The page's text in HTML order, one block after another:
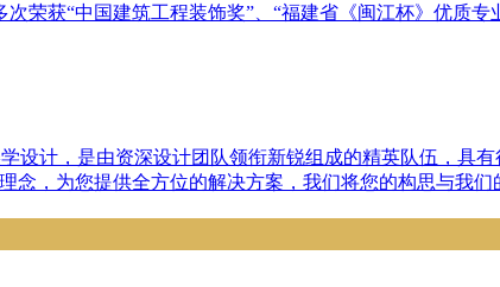
荣获“中国建筑工程装饰奖”、“福建省《闽江杯》优质专
设计，是由资深设计团队领衔新锐组成的精英队伍，具
念，为您提供全方位的解决方案，我们将您的构思与我们